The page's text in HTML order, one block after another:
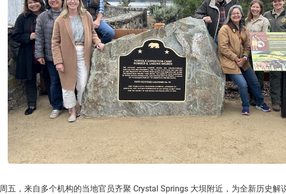
周五，来自多个机构的当地官员齐聚 Crystal Springs 大坝附近，为全新历史